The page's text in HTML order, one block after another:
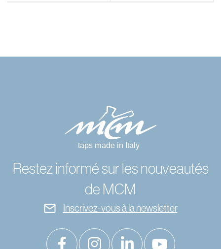
Restez informé sur les nouveautés
de MCM
Inscrivez-vous à la newsletter